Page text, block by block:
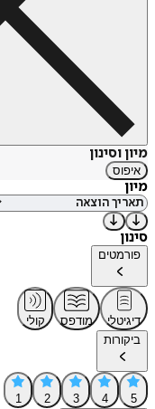
מיון וסינון
איפוס
מיון
סינון
פורמטים
דיגיטלי מודפס
קולי
ביקורות
5
4
3
2
1